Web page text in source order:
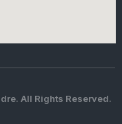
All Rights Reserved.